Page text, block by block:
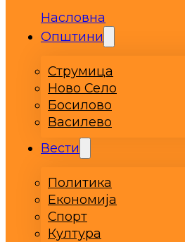
Насловна
Општини
Струмица
Ново Село
Босилово
Василево
Вести
Политика
Економија
Спорт
Култура